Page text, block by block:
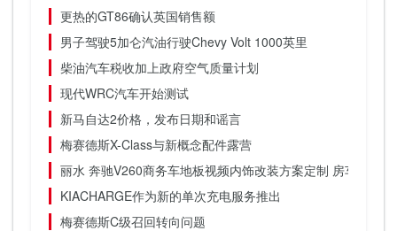
更热的GT86确认英国销售额
男子驾驶5加仑汽油行驶Chevy Volt 1000英里
柴油汽车税收加上政府空气质量计划
现代WRC汽车开始测试
新马自达2价格，发布日期和谣言
梅赛德斯X-Class与新概念配件露营
丽水 奔驰V260商务车地板视频内饰改装方案定制 房车工厂
KIACHARGE作为新的单次充电服务推出
梅赛德斯C级召回转向问题